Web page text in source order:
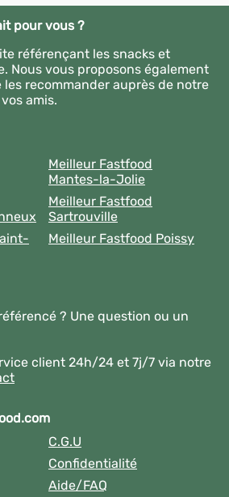
pour vous ?
référençant les snacks et
Nous vous proposons également
les recommander auprès de notre
amis.
Meilleur Fastfood
Mantes-la-Jolie
Meilleur Fastfood
Sartrouville
Meilleur Fastfood Poissy
? Une question ou un
client 24h/24 et 7j/7 via notre
C.G.U
Confidentialité
Aide/FAQ